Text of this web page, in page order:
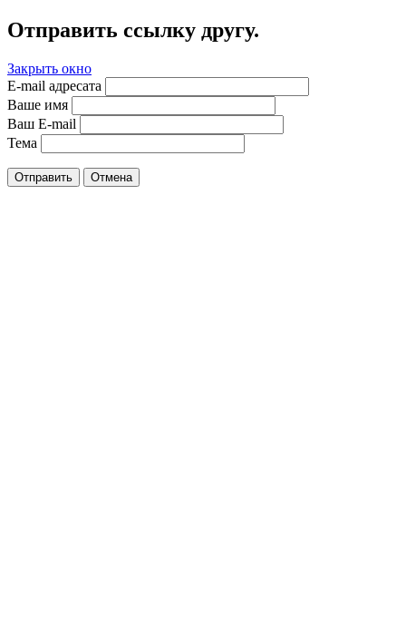
Отправить ссылку другу.
Закрыть окно
E-mail адресата
Ваше имя
Ваш E-mail
Тема
Отправить Отмена